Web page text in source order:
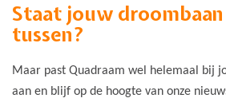
Staat jouw
tussen?
Maar past Quadraam wel helemaal bij
aan en blijf op de hoogte van onze